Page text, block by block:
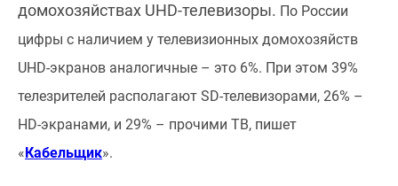
домохозяйствах UHD-телевизоры. По России
цифры с наличием у телевизионных домохозяйств
UHD-экранов аналогичные – это 6%. При этом 39%
телезрителей располагают SD-телевизорами, 26% –
HD-экранами, и 29% – прочими ТВ, пишет
« Кабельщик».